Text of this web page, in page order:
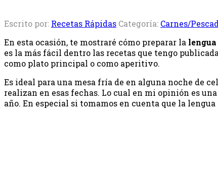
Escrito por: Recetas Rápidas Categoría: Carnes/
En esta ocasión, te mostraré cómo preparar la
es la más fácil dentro las recetas que tengo
como plato principal o como aperitivo.
Es ideal para una mesa fría de en alguna noche de
realizan en esas fechas. Lo cual en mi opinión es
año. En especial si tomamos en cuenta que la